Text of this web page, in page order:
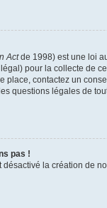
Actde 1998) est une loi
pour la collecte de
place, contactez un
questions légales de
pas !
la création de